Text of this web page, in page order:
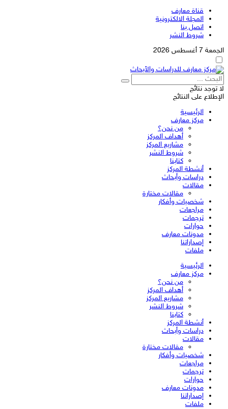
قناة معارف
المجلة الالكترونية
اتصل بنا
شروط النشر
الجمعة 7 أغسطس 2026
لا توجد نتائج
الإطلاع على النتائج
الرئيسية
مركز معارف
من نحن؟
أهداف المركز
مشاريع المركز
شروط النشر
كتابنا
أنشطة المركز
دراسات وأبحاث
مقالات
مقالات مختارة
شخصيات وأفكار
مراجعات
ترجمات
حوارات
مدونات معارف
إصداراتنا
ملفات
الرئيسية
مركز معارف
من نحن؟
أهداف المركز
مشاريع المركز
شروط النشر
كتابنا
أنشطة المركز
دراسات وأبحاث
مقالات
مقالات مختارة
شخصيات وأفكار
مراجعات
ترجمات
حوارات
مدونات معارف
إصداراتنا
ملفات